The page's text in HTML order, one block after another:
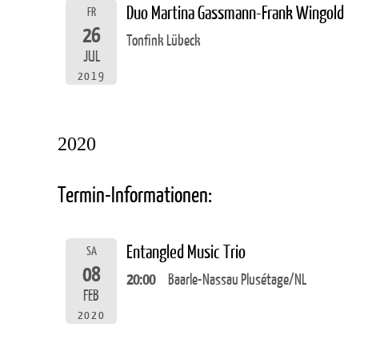
FR
26
JUL
2019
Duo Martina Gassmann-Frank Wingold
Tonfink Lübeck
2020
Termin-Informationen:
SA
08
FEB
2020
Entangled Music Trio
20:00 Baarle-Nassau Plusétage/NL